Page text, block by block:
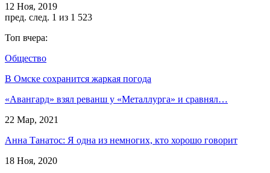
12 Ноя, 2019
пред. след. 1 из 1 523
Топ вчера:
Общество
В Омске сохранится жаркая погода
«Авангард» взял реванш у «Металлурга» и сравнял…
22 Мар, 2021
Анна Танатос: Я одна из немногих, кто хорошо говорит
18 Ноя, 2020